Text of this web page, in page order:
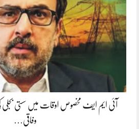
آئی ایم ایف مخصوص اوقات میں سستی
وفاقی…